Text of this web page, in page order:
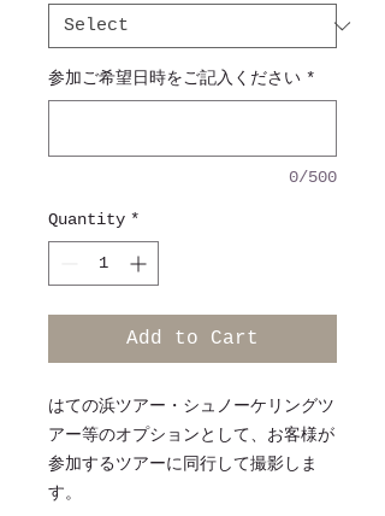
参加ご希望日時をご記入ください *
0/500
Quantity *
Add to Cart
はての浜ツアー・シュノーケリングツ
アー等のオプションとして、お客様が
参加するツアーに同行して撮影しま
す。